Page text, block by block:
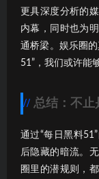
更具深度分析的
内幕，同时也为
通桥梁。娱乐圈
51”，我们或许能
总结：不止
通过“每日黑料
后隐藏的暗流。
圈里的潜规则，